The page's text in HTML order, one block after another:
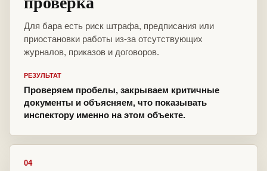
Для бара есть риск штрафа, предписания или
приостановки работы из-за отсутствующих
журналов, приказов и договоров.
РЕЗУЛЬТАТ
Проверяем пробелы, закрываем критичные
документы и объясняем, что показывать
инспектору именно на этом объекте.
04